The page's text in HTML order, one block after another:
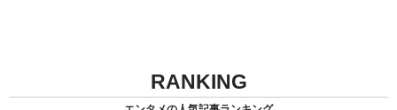
RANKING